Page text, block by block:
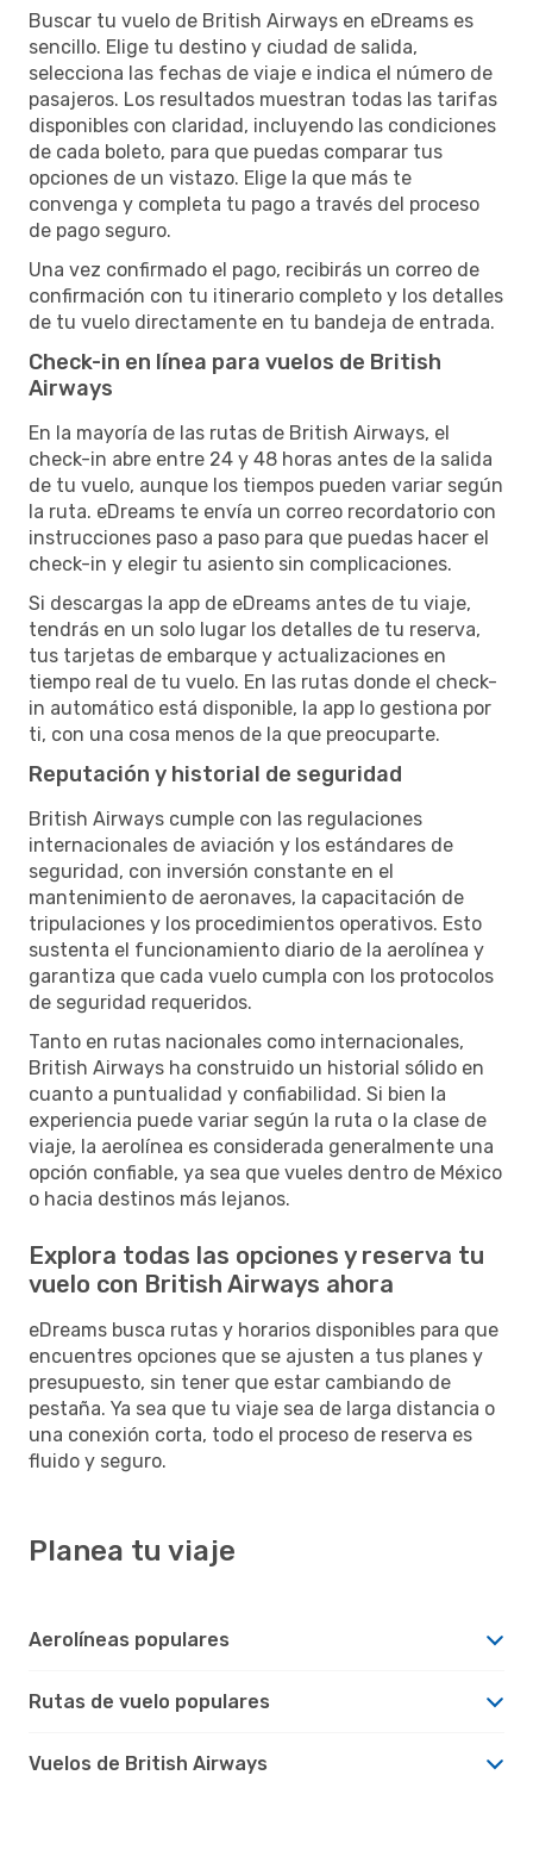
Buscar tu vuelo de British Airways en eDreams es
sencillo. Elige tu destino y ciudad de salida,
selecciona las fechas de viaje e indica el número de
pasajeros. Los resultados muestran todas las tarifas
disponibles con claridad, incluyendo las condiciones
de cada boleto, para que puedas comparar tus
opciones de un vistazo. Elige la que más te
convenga y completa tu pago a través del proceso
de pago seguro.
Una vez confirmado el pago, recibirás un correo de
confirmación con tu itinerario completo y los detalles
de tu vuelo directamente en tu bandeja de entrada.
Check-in en línea para vuelos de British
Airways
En la mayoría de las rutas de British Airways, el
check-in abre entre 24 y 48 horas antes de la salida
de tu vuelo, aunque los tiempos pueden variar según
la ruta. eDreams te envía un correo recordatorio con
instrucciones paso a paso para que puedas hacer el
check-in y elegir tu asiento sin complicaciones.
Si descargas la app de eDreams antes de tu viaje,
tendrás en un solo lugar los detalles de tu reserva,
tus tarjetas de embarque y actualizaciones en
tiempo real de tu vuelo. En las rutas donde el check-
in automático está disponible, la app lo gestiona por
ti, con una cosa menos de la que preocuparte.
Reputación y historial de seguridad
British Airways cumple con las regulaciones
internacionales de aviación y los estándares de
seguridad, con inversión constante en el
mantenimiento de aeronaves, la capacitación de
tripulaciones y los procedimientos operativos. Esto
sustenta el funcionamiento diario de la aerolínea y
garantiza que cada vuelo cumpla con los protocolos
de seguridad requeridos.
Tanto en rutas nacionales como internacionales,
British Airways ha construido un historial sólido en
cuanto a puntualidad y confiabilidad. Si bien la
experiencia puede variar según la ruta o la clase de
viaje, la aerolínea es considerada generalmente una
opción confiable, ya sea que vueles dentro de México
o hacia destinos más lejanos.
Explora todas las opciones y reserva tu
vuelo con British Airways ahora
eDreams busca rutas y horarios disponibles para que
encuentres opciones que se ajusten a tus planes y
presupuesto, sin tener que estar cambiando de
pestaña. Ya sea que tu viaje sea de larga distancia o
una conexión corta, todo el proceso de reserva es
fluido y seguro.
Planea tu viaje
Aerolíneas populares
Rutas de vuelo populares
Vuelos de British Airways